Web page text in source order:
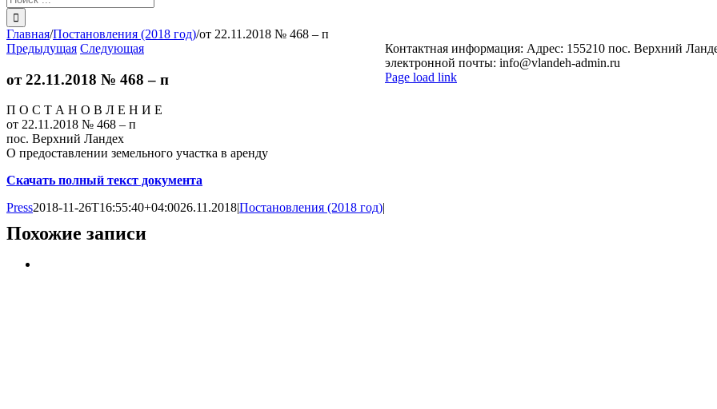
поиска:
Главная/Постановления (2018 год)/от 22.11.2018 № 468 – п
Предыдущая Следующая
от 22.11.2018 № 468 – п
П О С Т А Н О В Л Е Н И Е
от 22.11.2018 № 468 – п
пос. Верхний Ландех
О предоставлении земельного участка в аренду
Скачать полный текст документа
Press2018-11-26T16:55:40+04:0026.11.2018|Постановления (2018 год)|
Похожие записи
Контактная информация: Адрес: 155210 пос. Верхний
электронной почты: info@vlandeh-admin.ru
Page load link